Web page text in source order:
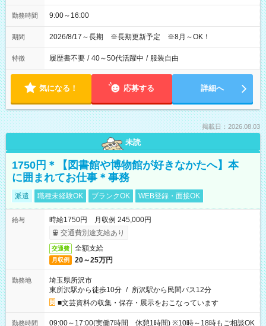
勤務時間 9:00～16:00
期間 2026/8/17～長期 ※長期更新予定 ※8月～OK！
特徴 履歴書不要 / 40～50代活躍中 / 服装自由
気になる！ 応募する 詳細へ
掲載日：2026.08.03
未読
1750円＊【図書館や博物館が好きなかたへ】本
に囲まれてお仕事＊事務
派遣 職種未経験OK ブランクOK WEB登録・面接OK
給与
時給1750円 月収例 245,000円
交通費別途支給あり
交通費 全額支給
月収例 20～25万円
勤務地
埼玉県所沢市
東所沢駅から徒歩10分 / 所沢駅から民間バス12分
■文芸資料の収集・保存・展示をおこなっています
勤務時間
09:00～17:00(実働7時間 休憩1時間) ※10時～18時もご相談OK